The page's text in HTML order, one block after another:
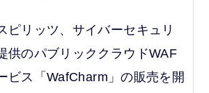
ピリッツ、サイバーセキュリ
供のパブリッククラウドWAF
ビス「WafCharm」の販売を開